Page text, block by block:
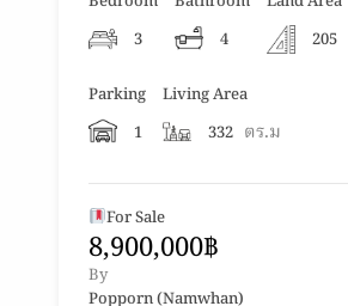
3
4
205
Parking
1
Living Area
332 ตร.ม
For Sale
8,900,000฿
By
Popporn (Namwhan)